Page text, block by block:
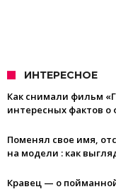
ИНТЕРЕСНОЕ
Как снимали фильм
интересных фактов о
Поменял свое имя,
на модели : как
Кравец — о